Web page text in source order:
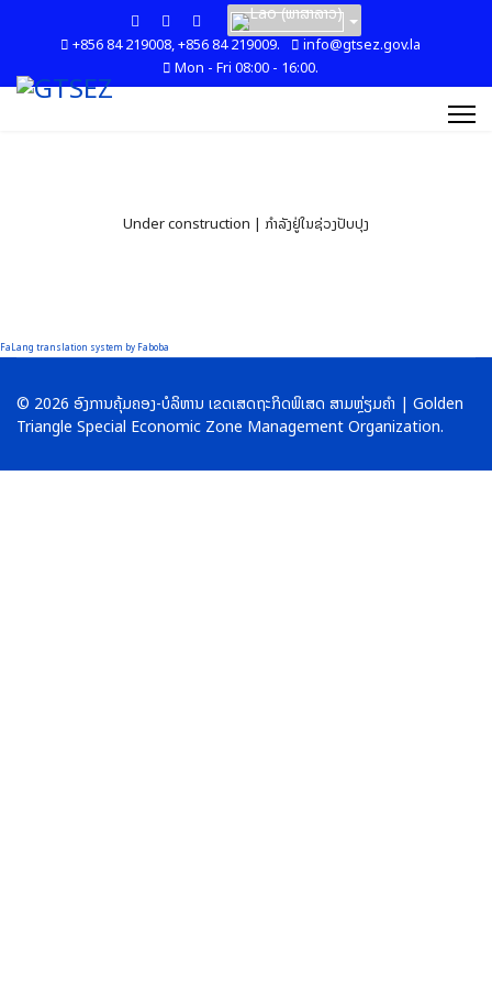
+856 84 219008, +856 84 219009.
info@gtsez.gov.la
Mon - Fri 08:00 - 16:00.
Under construction | ກໍາລັງຢູ່ໃນຊ່ວງປັບປຸງ
FaLang translation system by Faboba
© 2026 ອົງການຄຸ້ມຄອງ-ບໍລິຫານ ເຂດເສດຖະກິດພິເສດ ສາມຫຼ່ຽມຄໍາ | Golden
Triangle Special Economic Zone Management Organization.